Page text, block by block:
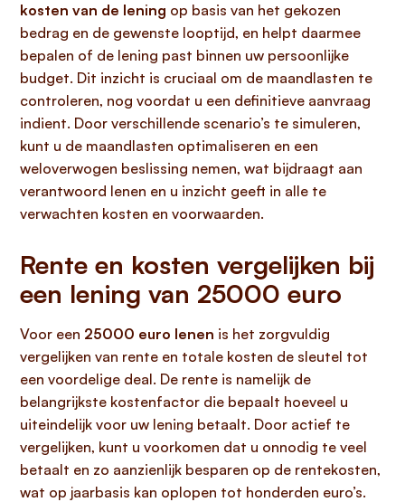
kosten van de lening op basis van het gekozen
bedrag en de gewenste looptijd, en helpt daarmee
bepalen of de lening past binnen uw persoonlijke
budget. Dit inzicht is cruciaal om de maandlasten te
controleren, nog voordat u een definitieve aanvraag
indient. Door verschillende scenario’s te simuleren,
kunt u de maandlasten optimaliseren en een
weloverwogen beslissing nemen, wat bijdraagt aan
verantwoord lenen en u inzicht geeft in alle te
verwachten kosten en voorwaarden.
Rente en kosten vergelijken bij
een lening van 25000 euro
Voor een 25000 euro lenen is het zorgvuldig
vergelijken van rente en totale kosten de sleutel tot
een voordelige deal. De rente is namelijk de
belangrijkste kostenfactor die bepaalt hoeveel u
uiteindelijk voor uw lening betaalt. Door actief te
vergelijken, kunt u voorkomen dat u onnodig te veel
betaalt en zo aanzienlijk besparen op de rentekosten,
wat op jaarbasis kan oplopen tot honderden euro’s.